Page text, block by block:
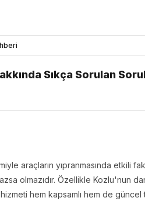
Sıkça Sorulan
araçların yıpranmasında etkili
olmazıdır. Özellikle Kozlu'nun
hem kapsamlı hem de güncel